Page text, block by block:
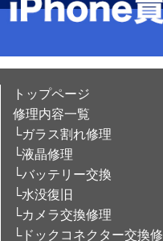
トップページ
修理内容一覧
└ガラス割れ修理
└液晶修理
└バッテリー交換
└水没復旧
└カメラ交換修理
└ドックコネクター交換修